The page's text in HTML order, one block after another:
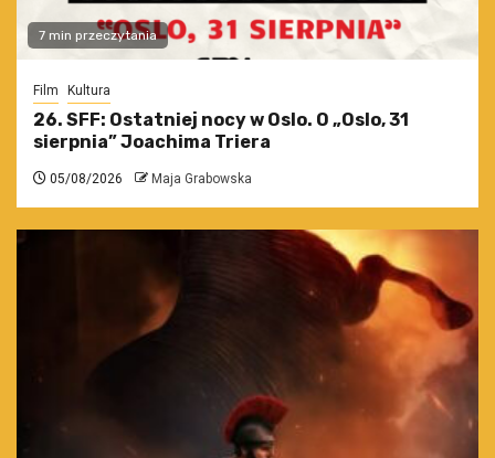
7 min przeczytania
Film Kultura
26. SFF: Ostatniej nocy w Oslo. O „Oslo, 31
sierpnia” Joachima Triera
05/08/2026 Maja Grabowska